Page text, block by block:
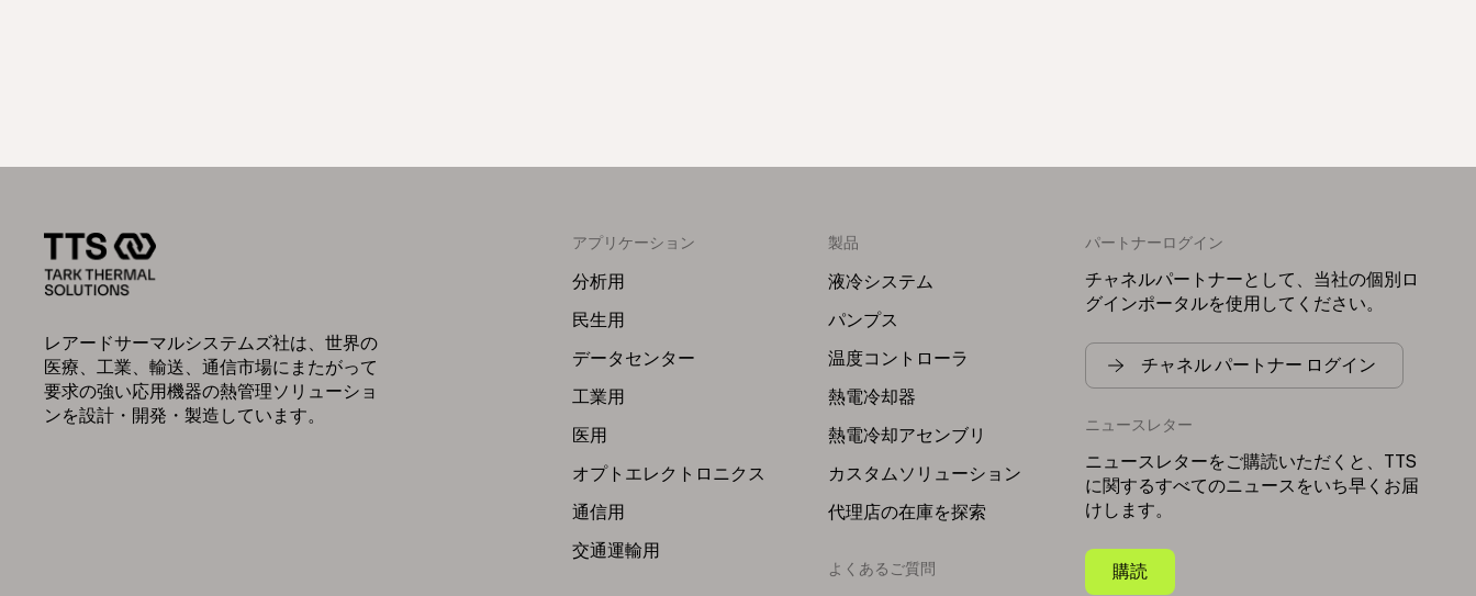
レアードサーマルシステムズ社は、世界の
医療、工業、輸送、通信市場にまたがって
要求の強い応用機器の熱管理ソリューショ
ンを設計・開発・製造しています。
Footer
Menu
アプリケーション
分析用
民生用
データセンター
工業用
医用
オプトエレクトロニクス
通信用
交通運輸用
Footer
Menu
製品
液冷システム
パンプス
温度コントローラ
熱電冷却器
熱電冷却アセンブリ
カスタムソリューション
代理店の在庫を探索
よくあるご質問
パートナーログイン
チャネルパートナーとして、当社の個別ロ
グインポータルを使用してください。
チャネル パートナー ログイン
ニュースレター
ニュースレターをご購読いただくと、TTS
に関するすべてのニュースをいち早くお届
けします。
購読